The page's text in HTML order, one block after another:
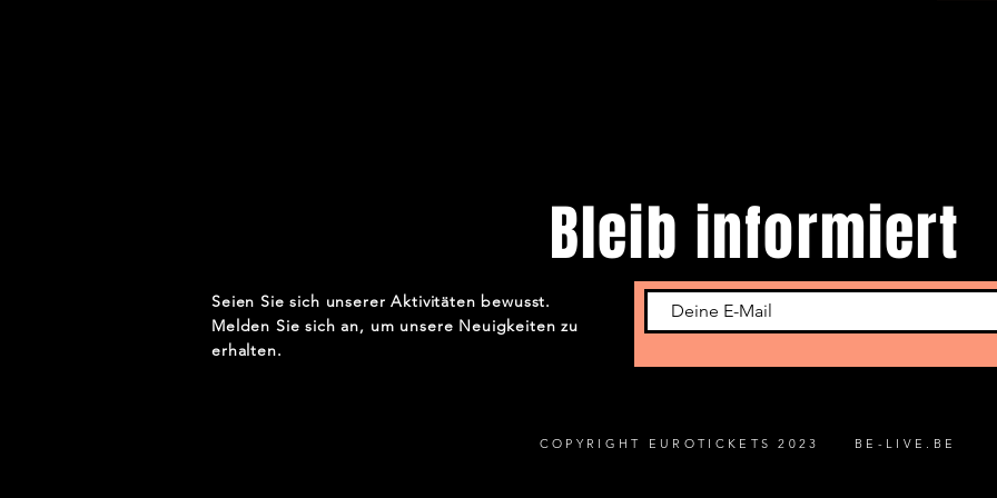
Bleib informiert
Seien Sie sich unserer Aktivitäten bewusst.
Melden Sie sich an, um unsere Neuigkeiten zu
erhalten.
COPYRIGHT EUROTICKETS 2023 BE-LIVE.BE